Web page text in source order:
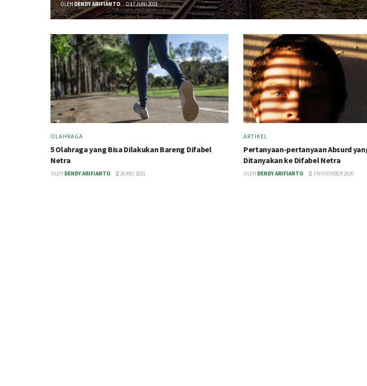
OLEHDENDY ARIFIANTO 17 JUNI 2021
OLAHRAGA
5 Olahraga yang Bisa Dilakukan Bareng Difabel
Netra
OLEH DENDY ARIFIANTO 26 MEI 2021
ARTIKEL
Pertanyaan-pertanyaan Absurd
Ditanyakan ke Difabel Netra
OLEH DENDY ARIFIANTO 3 NOVEMBER 2020